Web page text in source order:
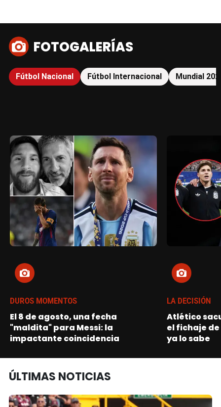
FOTOGALERÍAS
Fútbol Nacional Fútbol Internacional Mundial
DUROS MOMENTOS
El 8 de agosto, una fecha
"maldita" para Messi: la
impactante coincidencia
LA DECISIÓN
Atlético
el fichaje
ya lo sabe
ÚLTIMAS NOTICIAS